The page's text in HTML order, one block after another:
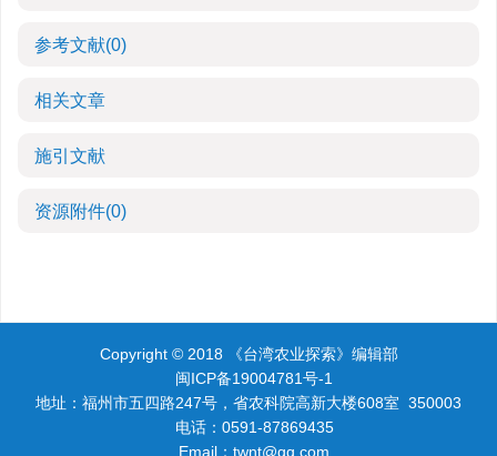
参考文献(0)
相关文章
施引文献
资源附件(0)
Copyright © 2018 《台湾农业探索》编辑部
闽ICP备19004781号-1
地址：福州市五四路247号，省农科院高新大楼608室 350003
电话：0591-87869435
Email： twnt@qq.com